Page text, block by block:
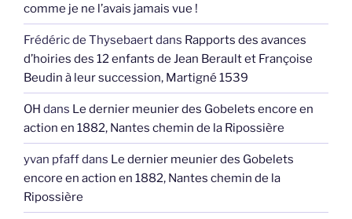
comme je ne l’avais jamais vue !
Frédéric de Thysebaertdans Rapports des avances
d’hoiries des 12 enfants de Jean Berault et Françoise
Beudin à leur succession, Martigné 1539
OH dans Le dernier meunier des Gobelets encore en
action en 1882, Nantes chemin de la Ripossière
yvan pfaffdans Le dernier meunier des Gobelets
encore en action en 1882, Nantes chemin de la
Ripossière